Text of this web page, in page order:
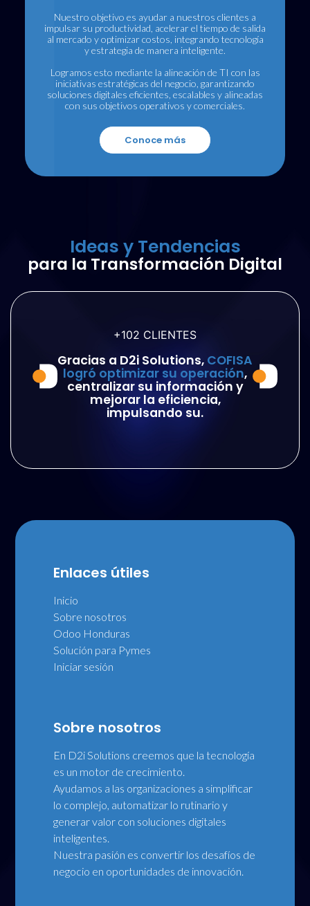
Nuestro objetivo es ayudar a nuestros clientes a
impulsar su productividad, acelerar el tiempo de salida
al mercado y optimizar costos, integrando tecnología
y estrategia de manera inteligente.
Logramos esto mediante la alineación de TI con las
iniciativas estratégicas del negocio, garantizando
soluciones digitales eficientes, escalables y alineadas
con sus objetivos operativos y comerciales.
Conoce más
Ideas y Tendencias
para la Transformación Digital
+102 CLIENTES
Gracias a D2i Solutions, COFISA
logró optimizar su operación,
centralizar su información y
mejorar la eficiencia,
impulsando su.
Enlaces útiles
Inicio
Sobre nosotros
Odoo Honduras
Solución para Pymes
Iniciar sesión
Sobre nosotros
En D2i Solutions creemos que la tecnología
es un motor de crecimiento.
Ayudamos a las organizaciones a simplificar
lo complejo, automatizar lo rutinario y
generar valor con soluciones digitales
inteligentes.
Nuestra pasión es convertir los desafíos de
negocio en oportunidades de innovación.